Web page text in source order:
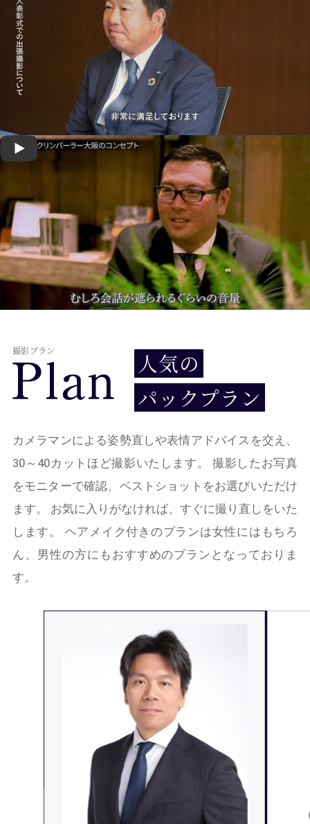
Play: Keynote (Google I/O '18)
撮影プラン
人気の
パックプラン
カメラマンによる姿勢直しや表情アドバイスを交え、
30～40カットほど撮影いたします。 撮影したお写真
をモニターで確認、ベストショットをお選びいただけ
ます。 お気に入りがなければ、すぐに撮り直しをいた
します。 ヘアメイク付きのプランは女性にはもちろ
ん、男性の方にもおすすめのプランとなっておりま
す。